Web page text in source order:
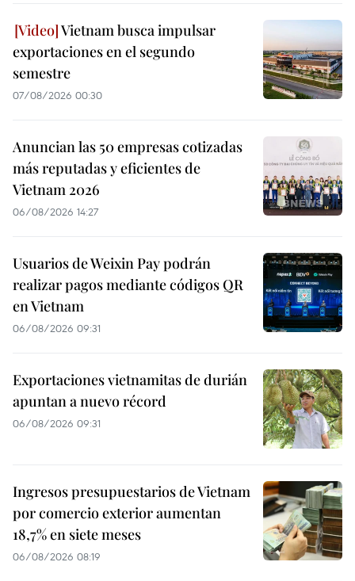
Vietnam busca impulsar
exportaciones en el segundo
semestre
07/08/2026 00:30
Anuncian las 50 empresas cotizadas
más reputadas y eficientes de
Vietnam 2026
06/08/2026 14:27
Usuarios de Weixin Pay podrán
realizar pagos mediante códigos QR
en Vietnam
06/08/2026 09:31
Exportaciones vietnamitas de durián
apuntan a nuevo récord
06/08/2026 09:31
Ingresos presupuestarios de Vietnam
por comercio exterior aumentan
18,7% en siete meses
06/08/2026 08:19